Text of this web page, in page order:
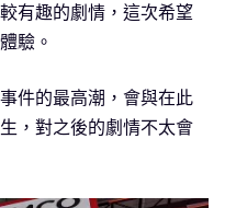
有趣的劇情，這次希望
驗。
件的最高潮，會與在此
，對之後的劇情不太會